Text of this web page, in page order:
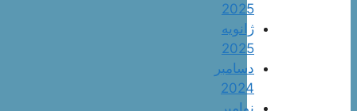
2025
ژانویه
2025
دسامبر
2024